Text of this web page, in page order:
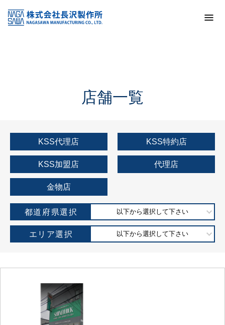
KSS加盟店・取扱店情報
店舗一覧
店舗一覧
KSS代理店 KSS特約店
KSS加盟店 代理店
金物店
都道府県選択 以下から選択して下さい
エリア選択 以下から選択して下さい